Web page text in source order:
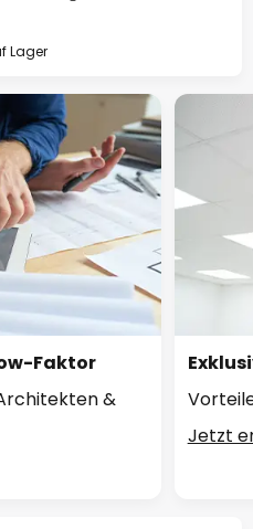
Lager
Faktor
&
Jetzt